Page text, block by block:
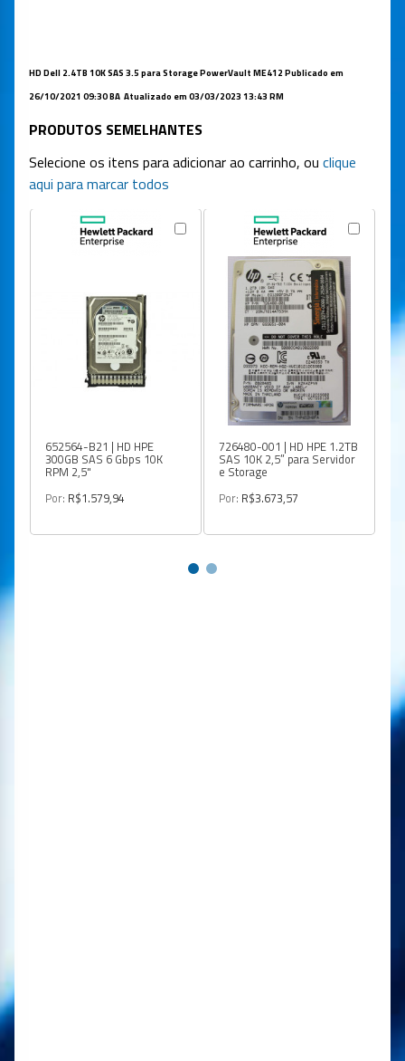
HD Dell 2.4TB 10K SAS 3.5 para Storage PowerVault ME412 Publicado em
26/10/2021 09:30 BA Atualizado em 03/03/2023 13:43 RM
PRODUTOS SEMELHANTES
Selecione os itens para adicionar ao carrinho, ou clique
aqui para marcar todos
652564-B21 | HD HPE
300GB SAS 6 Gbps 10K
RPM 2,5"
Por: R$1.579,94
726480-001 | HD HPE 1.2TB
SAS 10K 2,5” para Servidor
e Storage
Por: R$3.673,57